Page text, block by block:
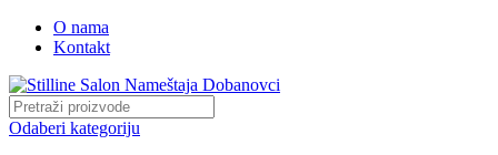
O nama
Kontakt
Odaberi kategoriju